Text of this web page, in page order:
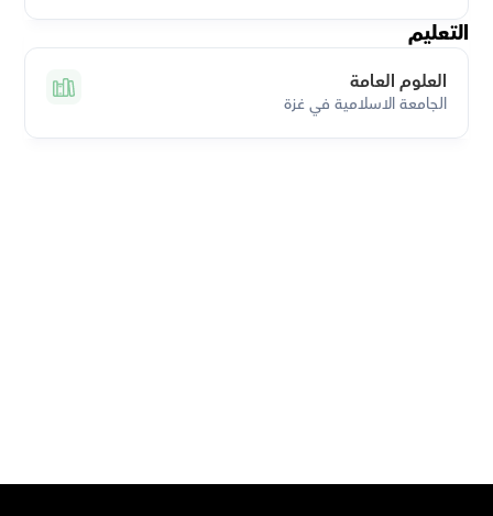
التعليم
العلوم العامة
الجامعة الاسلامية في غزة